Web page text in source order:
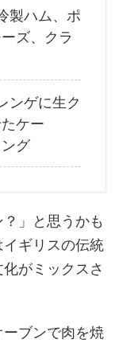
製ハム、ポ
ズ、クラ
ンゲに生ク
ケー
グ
」と思うかも
ギリスの伝統
がミックスさ
ブンで肉を焼